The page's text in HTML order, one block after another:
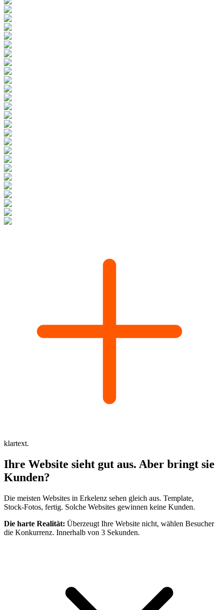
klartext.
Ihre Website sieht gut aus. Aber bringt sie
Kunden?
Die meisten Websites in Erkelenz sehen gleich aus. Template,
Stock-Fotos, fertig. Solche Websites gewinnen keine Kunden.
Die harte Realität: Überzeugt Ihre Website nicht, wählen Besucher
die Konkurrenz. Innerhalb von 3 Sekunden.